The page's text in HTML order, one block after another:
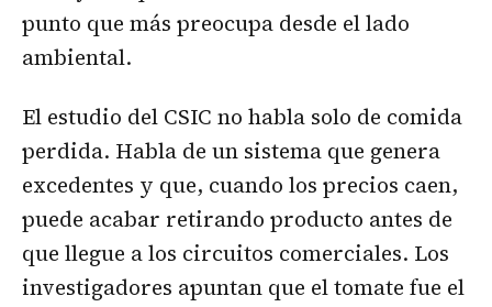
punto que más preocupa desde el lado
ambiental.
El estudio del CSIC no habla solo de comida
perdida. Habla de un sistema que genera
excedentes y que, cuando los precios caen,
puede acabar retirando producto antes de
que llegue a los circuitos comerciales. Los
investigadores apuntan que el tomate fue el